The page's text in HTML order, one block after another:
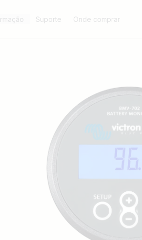
Suporte Onde comprar